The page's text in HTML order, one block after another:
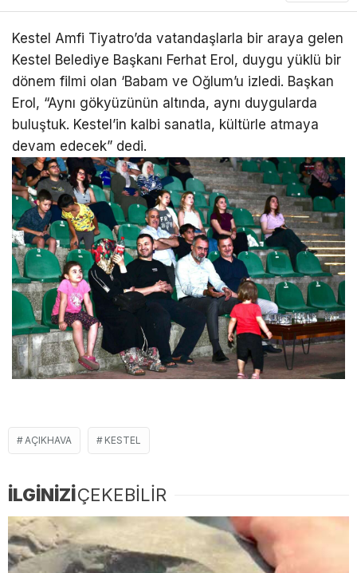
Kestel Amfi Tiyatro’da vatandaşlarla bir araya gelen
Kestel Belediye Başkanı Ferhat Erol, duygu yüklü bir
dönem filmi olan ‘Babam ve Oğlum’u izledi. Başkan
Erol, “Aynı gökyüzünün altında, aynı duygularda
buluştuk. Kestel’in kalbi sanatla, kültürle atmaya
devam edecek” dedi.
AÇIKHAVA KESTEL
İLGİNİZİÇEKEBİLİR